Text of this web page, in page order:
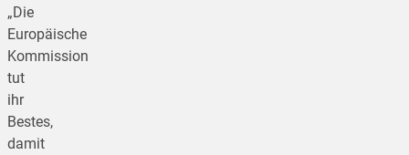
„Die
Europäische
Kommission
tut
ihr
Bestes,
damit